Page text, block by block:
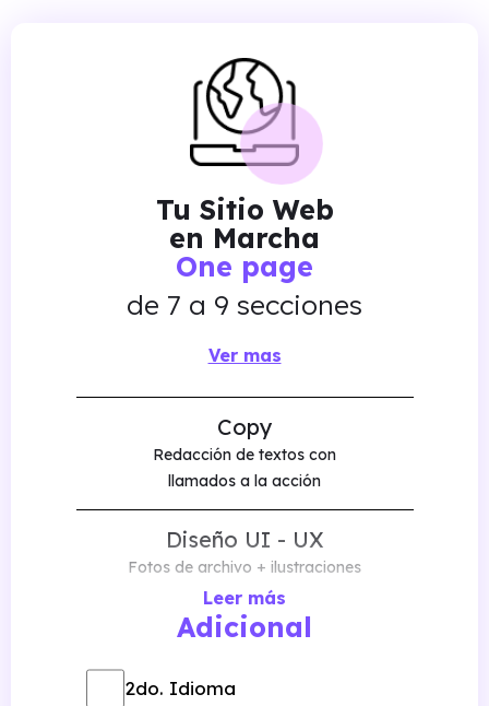
Tu Sitio Web
en Marcha
One page
de 7 a 9 secciones
Ver mas
Copy
Redacción de textos con
llamados a la acción
Diseño UI - UX
Fotos de archivo + ilustraciones
100 % amigable
Leer más
Adicional
2do. Idioma